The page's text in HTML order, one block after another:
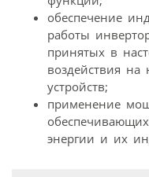
обеспечение
работы
принятых в
воздействия на
устройств;
применение
энергии и их